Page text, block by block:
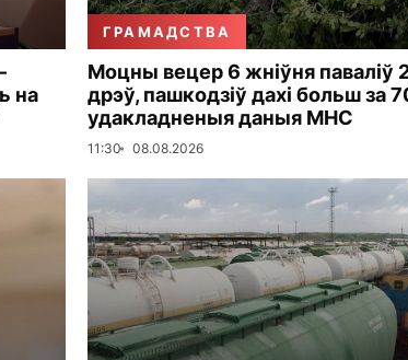
на
ГРАМАДСТВА
Моцны вецер 6 жніўня паваліў
дрэў, пашкодзіў дахі больш за
удакладненыя даныя МНС
11:30 08.08.2026